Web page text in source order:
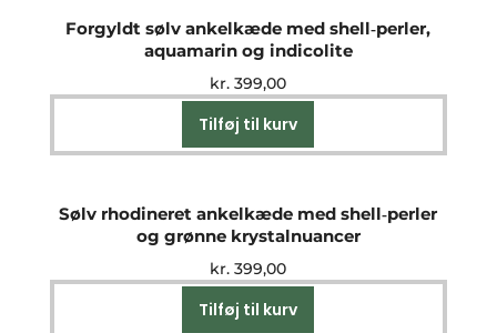
Forgyldt sølv ankelkæde med shell‑perler,
aquamarin og indicolite
kr. 399,00
Tilføj til kurv
Sølv rhodineret ankelkæde med shell‑perler
og grønne krystalnuancer
kr. 399,00
Tilføj til kurv